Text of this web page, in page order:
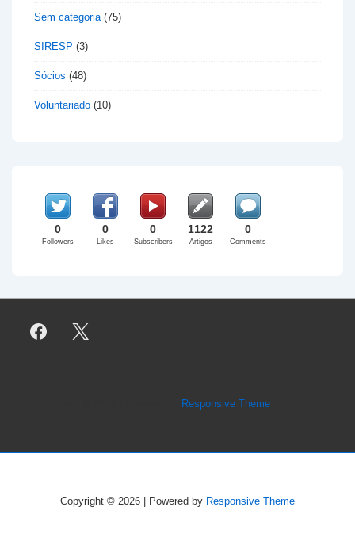
Sem categoria(75)
SIRESP (3)
Sócios (48)
Voluntariado (10)
0
Followers
0
Likes
0
Subscribers
1122
Artigos
0
Comments
Responsive Theme
Copyright © 2026 | Powered by Responsive Theme